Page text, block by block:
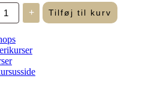
+ Tilføj til kurv